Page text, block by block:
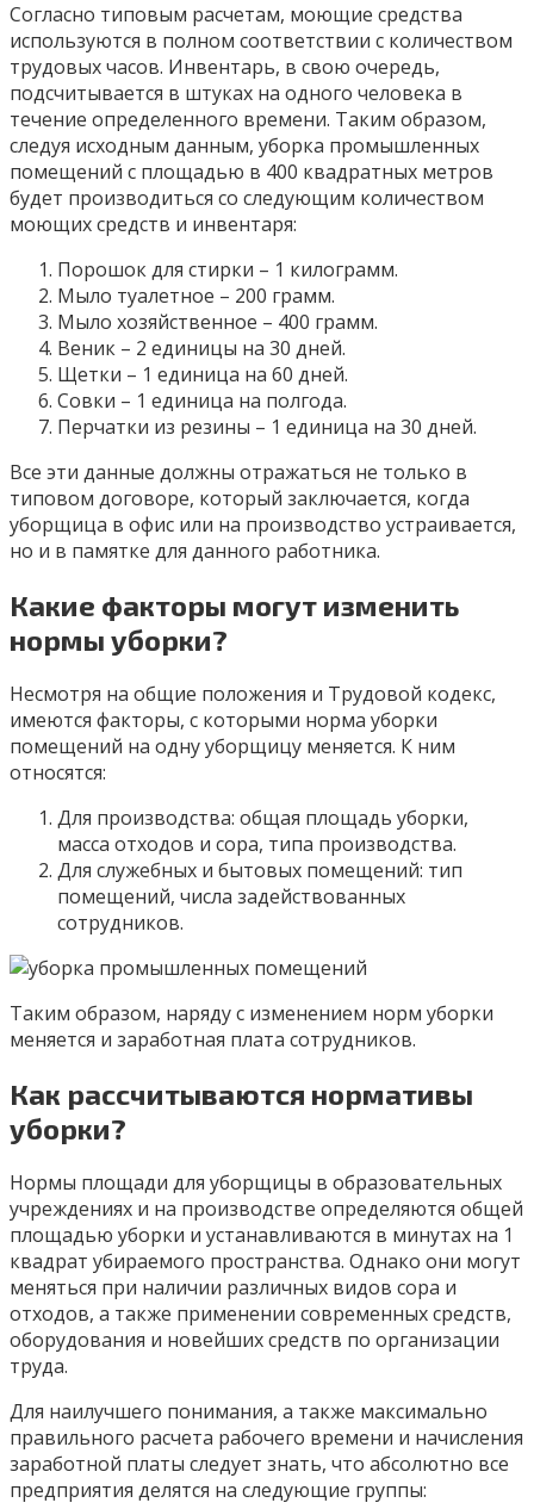
Согласно типовым расчетам, моющие средства
используются в полном соответствии с количеством
трудовых часов. Инвентарь, в свою очередь,
подсчитывается в штуках на одного человека в
течение определенного времени. Таким образом,
следуя исходным данным, уборка промышленных
помещений с площадью в 400 квадратных метров
будет производиться со следующим количеством
моющих средств и инвентаря:
Порошок для стирки – 1 килограмм.
Мыло туалетное – 200 грамм.
Мыло хозяйственное – 400 грамм.
Веник – 2 единицы на 30 дней.
Щетки – 1 единица на 60 дней.
Совки – 1 единица на полгода.
Перчатки из резины – 1 единица на 30 дней.
Все эти данные должны отражаться не только в
типовом договоре, который заключается, когда
уборщица в офис или на производство устраивается,
но и в памятке для данного работника.
Какие факторы могут изменить
нормы уборки?
Несмотря на общие положения и Трудовой кодекс,
имеются факторы, с которыми норма уборки
помещений на одну уборщицу меняется. К ним
относятся:
Для производства: общая площадь уборки,
масса отходов и сора, типа производства.
Для служебных и бытовых помещений: тип
помещений, числа задействованных
сотрудников.
Таким образом, наряду с изменением норм уборки
меняется и заработная плата сотрудников.
Как рассчитываются нормативы
уборки?
Нормы площади для уборщицы в образовательных
учреждениях и на производстве определяются общей
площадью уборки и устанавливаются в минутах на 1
квадрат убираемого пространства. Однако они могут
меняться при наличии различных видов сора и
отходов, а также применении современных средств,
оборудования и новейших средств по организации
труда.
Для наилучшего понимания, а также максимально
правильного расчета рабочего времени и начисления
заработной платы следует знать, что абсолютно все
предприятия делятся на следующие группы: